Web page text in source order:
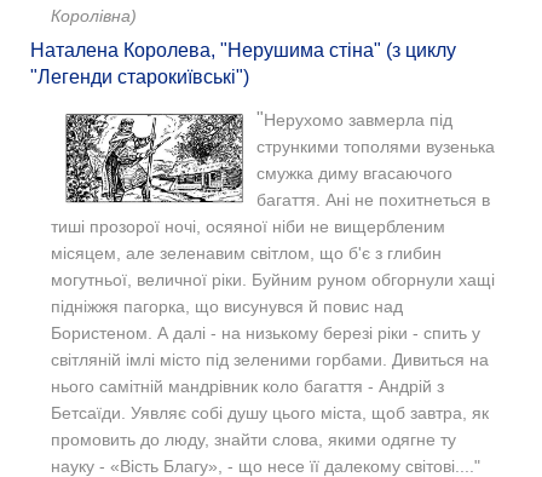
Королівна)
Наталена Королева, "Нерушима стіна" (з циклу
"Легенди старокиївські")
"Нерухомо завмерла під
стрункими тополями вузенька
смужка диму вгасаючого
багаття. Ані не похитнеться в
тиші прозорої ночі, осяяної ніби не вищербленим
місяцем, але зеленавим світлом, що б'є з глибин
могутньої, величної ріки. Буйним руном обгорнули хащі
підніжжя пагорка, що висунувся й повис над
Бористеном. А далі - на низькому березі ріки - спить у
світляній імлі місто під зеленими горбами. Дивиться на
нього самітній мандрівник коло багаття - Андрій з
Бетсаїди. Уявляє собі душу цього міста, щоб завтра, як
промовить до люду, знайти слова, якими одягне ту
науку - «Вість Благу», - що несе її далекому світові...."